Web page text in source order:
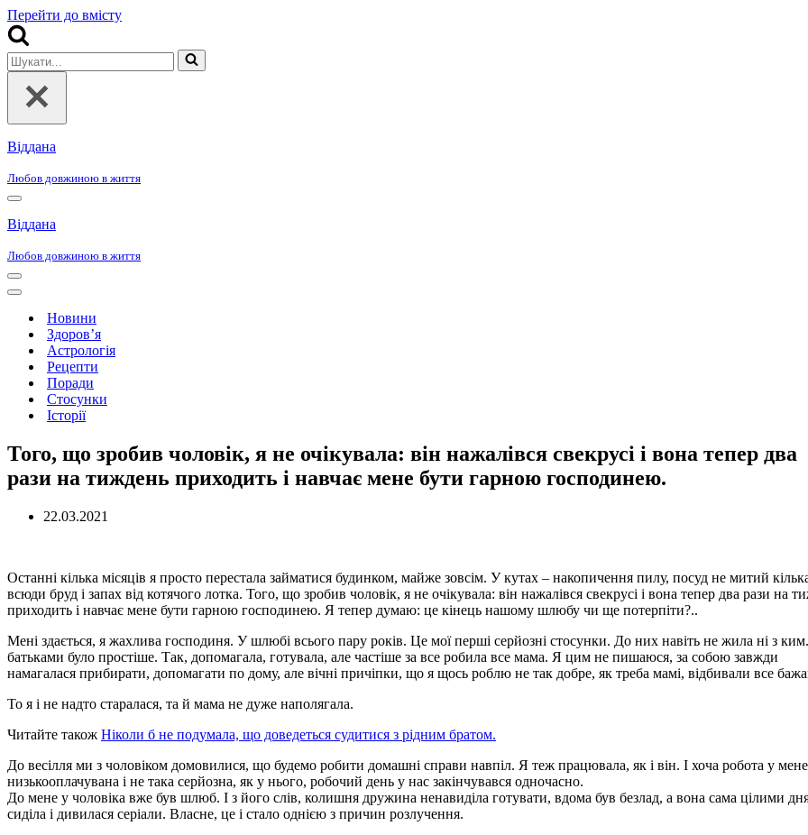
Перейти до вмісту
Шукати...
Віддана
Любов довжиною в життя
Меню
навігації
Віддана
Любов довжиною в життя
Меню
навігації
Меню
навігаціїНовини
Здоров’я
Астрологія
Рецепти
Поради
Стосунки
Історії
Того, що зробив чоловік, я не очікувала: він нажалівся свекрусі і вона тепер два
рази на тиждень приходить і навчає мене бути гарною господинею.
22.03.2021
Останні кілька місяців я просто перестала займатися будинком, майже зовсім. У кутах – накопичення пилу, посуд не митий
всюди бруд і запах від котячого лотка. Того, що зробив чоловік, я не очікувала: він нажалівся свекрусі і вона тепер два рази на
приходить і навчає мене бути гарною господинею. Я тепер думаю: це кінець нашому шлюбу чи ще потерпіти?..
Мені здається, я жахлива господиня. У шлюбі всього пару років. Це мої перші серйозні стосунки. До них навіть не жила ні з
батьками було простіше. Так, допомагала, готувала, але частіше за все робила все мама. Я цим не пишаюся, за собою завжди
намагалася прибирати, допомагати по дому, але вічні причіпки, що я щось роблю не так добре, як треба мамі, відбивали все
То я і не надто старалася, та й мама не дуже наполягала.
Читайте також Ніколи б не подумала, що доведеться судитися з рідним братом.
До весілля ми з чоловіком домовилися, що будемо робити домашні справи навпіл. Я теж працювала, як і він. І хоча робота у мене
низькооплачувана і не така серйозна, як у нього, робочий день у нас закінчувався одночасно.
До мене у чоловіка вже був шлюб. І з його слів, колишня дружина ненавиділа готувати, вдома був безлад, а вона сама цілими
сиділа і дивилася серіали. Власне, це і стало однією з причин розлучення.